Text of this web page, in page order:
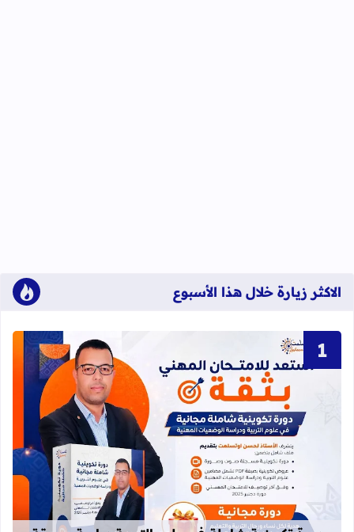
الاكثر زيارة خلال هذا الأسبوع
قراءة المزيد عن دورة تكوينية